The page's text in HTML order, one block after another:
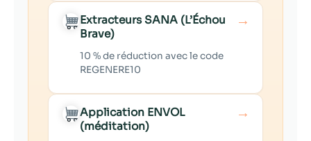
Extracteurs SANA (L’Échou
Brave)
10 % de réduction avec le code
REGENERE10
→
Application ENVOL
(méditation)
→